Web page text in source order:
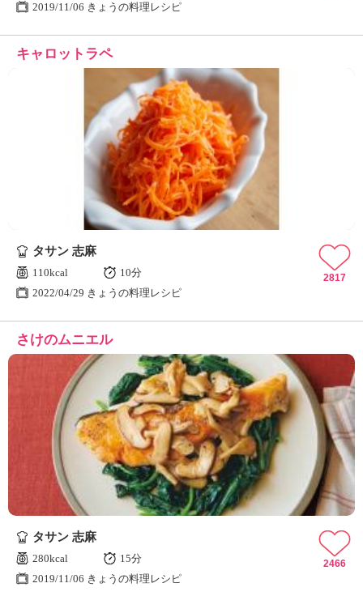
2019/11/06 きょうの料理レシピ
キャロットラペ
タサン 志麻
110kcal
10分
2022/04/29 きょうの料理レシピ
2817
さけのムニエル
タサン 志麻
280kcal
15分
2019/11/06 きょうの料理レシピ
2466